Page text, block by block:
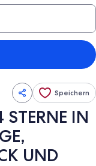
Speichern
IN
UND